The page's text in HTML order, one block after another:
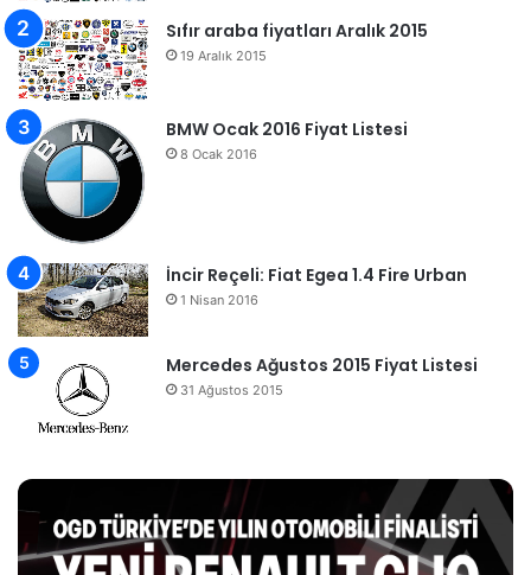
Sıfır araba fiyatları Aralık 2015
19 Aralık 2015
BMW Ocak 2016 Fiyat Listesi
8 Ocak 2016
İncir Reçeli: Fiat Egea 1.4 Fire Urban
1 Nisan 2016
Mercedes Ağustos 2015 Fiyat Listesi
31 Ağustos 2015